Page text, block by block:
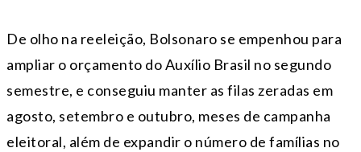
De olho na reeleição, Bolsonaro se empenhou para
ampliar o orçamento do Auxílio Brasil no segundo
semestre, e conseguiu manter as filas zeradas em
agosto, setembro e outubro, meses de campanha
eleitoral, além de expandir o número de famílias no